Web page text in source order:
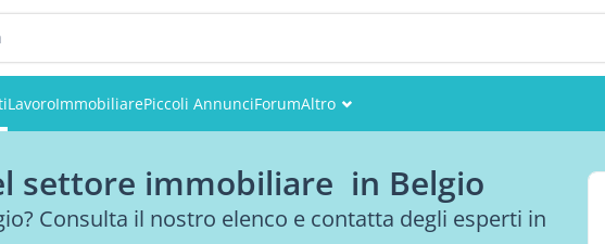
LavoroImmobiliarePiccoli AnnunciForumAltro
Utenti
settore immobiliare in Belgio
Consulta il nostro elenco e contatta degli esperti in